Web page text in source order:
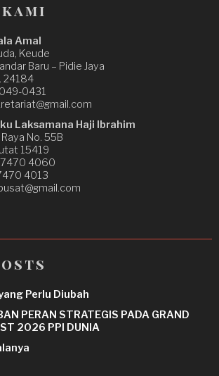
Amal
Keude
Baru – Pidie Jaya
24184
0431
Laksamana Haji Ibrahim
No. 55B
15419
7470 4060
4013
Perlu Diubah
PERAN STRATEGIS PADA GRAND
2026 PPI DUNIA